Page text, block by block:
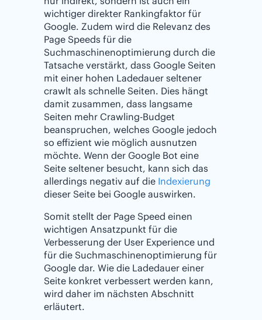
wichtiger direkter Rankingfaktor für
Google. Zudem wird die Relevanz des
Page Speeds für die
Suchmaschinenoptimierung durch die
Tatsache verstärkt, dass Google Seiten
mit einer hohen Ladedauer seltener
crawlt als schnelle Seiten. Dies hängt
damit zusammen, dass langsame
Seiten mehr Crawling-Budget
beanspruchen, welches Google jedoch
so effizient wie möglich ausnutzen
möchte. Wenn der Google Bot eine
Seite seltener besucht, kann sich das
allerdings negativ auf die Indexierung
dieser Seite bei Google auswirken.
Somit stellt der Page Speed einen
wichtigen Ansatzpunkt für die
Verbesserung der User Experience und
für die Suchmaschinenoptimierung für
Google dar. Wie die Ladedauer einer
Seite konkret verbessert werden kann,
wird daher im nächsten Abschnitt
erläutert.